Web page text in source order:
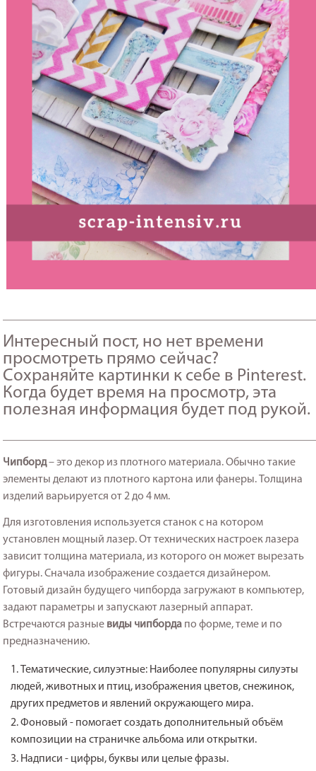
Интересный пост, но нет времени
просмотреть прямо сейчас?
Сохраняйте картинки к себе в Pinterest.
Когда будет время на просмотр, эта
полезная информация будет под рукой.
Чипборд– это декор из плотного материала. Обычно такие
элементы делают из плотного картона или фанеры. Толщина
изделий варьируется от 2 до 4 мм.
Для изготовления используется станок с на котором
установлен мощный лазер. От технических настроек лазера
зависит толщина материала, из которого он может вырезать
фигуры. Сначала изображение создается дизайнером.
Готовый дизайн будущего чипборда загружают в компьютер,
задают параметры и запускают лазерный аппарат.
Встречаются разные виды чипборда по форме, теме и по
предназначению.
Тематические, силуэтные: Наиболее популярны силуэты
людей, животных и птиц, изображения цветов, снежинок,
других предметов и явлений окружающего мира.
Фоновый - помогает создать дополнительный объём
композиции на страничке альбома или открытки.
Надписи - цифры, буквы или целые фразы.